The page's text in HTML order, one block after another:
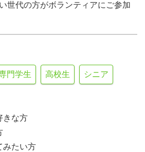
世代の方がボランティアにご参加
門学生 高校生 シニア
きな方
みたい方